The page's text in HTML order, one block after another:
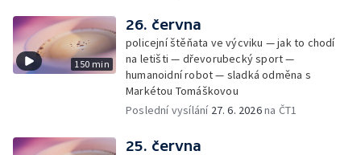
150 min
26. června
policejní štěňata ve výcviku — jak to chodí
na letišti — dřevorubecký sport —
humanoidní robot — sladká odměna s
Markétou Tomáškovou
Poslední vysílání 27. 6. 2026na ČT1
25. června